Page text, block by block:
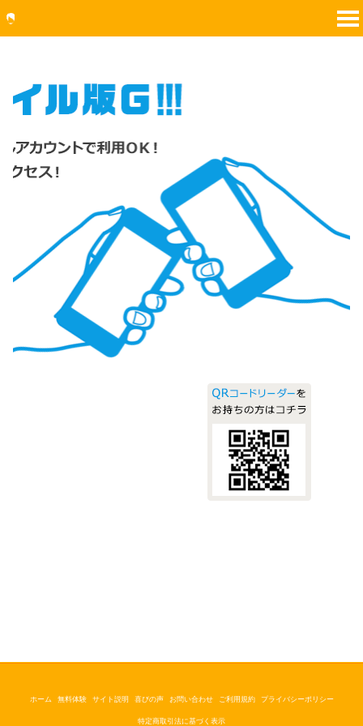
ホーム 無料体験 サイト説明 喜びの声 お問い合わせ ご利用規約 プライバシーポリシー
特定商取引法に基づく表示